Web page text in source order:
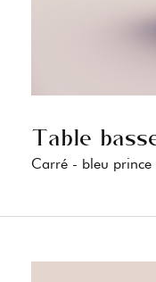
Table
Carré - bleu prince